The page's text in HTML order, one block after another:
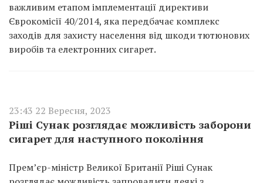
важливим етапом імплементації директиви
Єврокомісії 40/2014, яка передбачає комплекс
заходів для захисту населення від шкоди тютюнових
виробів та електронних сигарет.
23:43 22 Вересня, 2023
Ріші Сунак розглядає можливість заборони
сигарет для наступного покоління
Прем’єр-міністр Великої Британії Ріші Сунак